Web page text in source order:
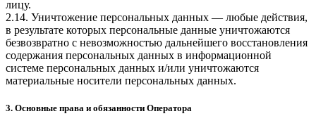
лицу.
2.14. Уничтожение персональных данных — любые действия,
в результате которых персональные данные уничтожаются
безвозвратно с невозможностью дальнейшего восстановления
содержания персональных данных в информационной
системе персональных данных и/или уничтожаются
материальные носители персональных данных.
3. Основные права и обязанности Оператора